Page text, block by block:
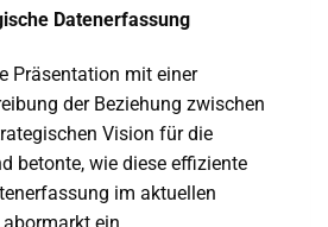
Datenerfassung
Präsentation mit einer
der Beziehung zwischen
Vision für die
betonte, wie diese effiziente
im aktuellen